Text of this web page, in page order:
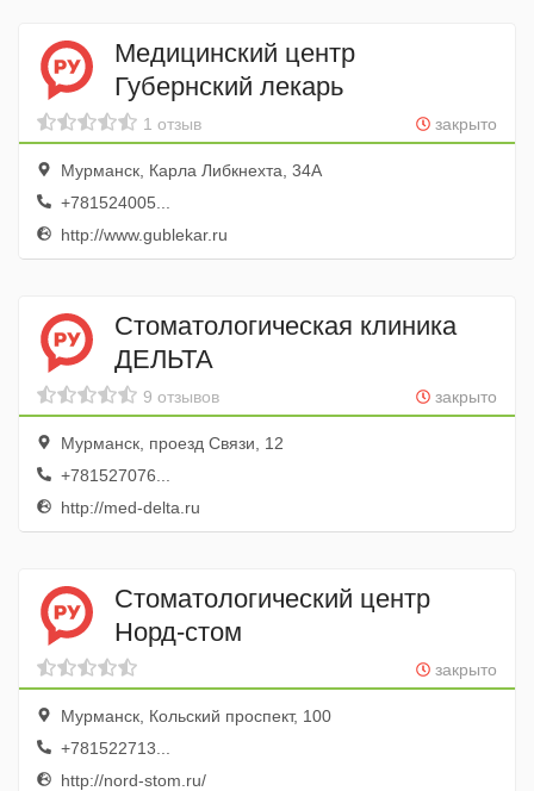
Медицинский центр
Губернский лекарь
закрыто
1 отзыв
Мурманск, Карла Либкнехта, 34А
+781524005...
http://www.gublekar.ru
Стоматологическая клиника
ДЕЛЬТА
закрыто
9 отзывов
Мурманск, проезд Связи, 12
+781527076...
http://med-delta.ru
Стоматологический центр
Норд-стом
закрыто
Мурманск, Кольский проспект, 100
+781522713...
http://nord-stom.ru/